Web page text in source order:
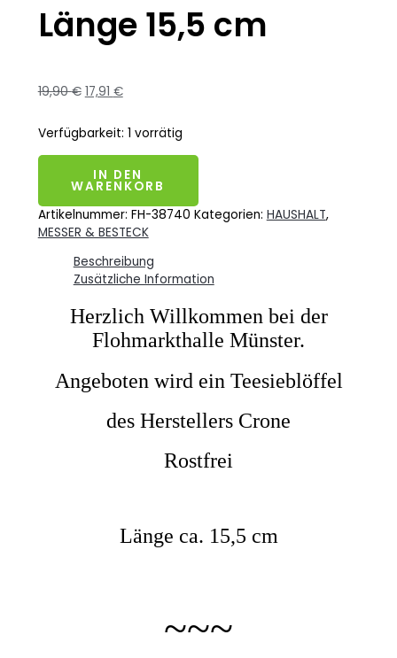
Länge 15,5 cm
19,90€ 17,91 €
Verfügbarkeit: 1 vorrätig
IN DEN
WARENKORB
Artikelnummer: FH-38740 Kategorien: HAUSHALT,
MESSER & BESTECK
Beschreibung
Zusätzliche Information
Herzlich Willkommen bei der
Flohmarkthalle Münster.
Angeboten wird ein Teesieblöffel
des Herstellers Crone
Rostfrei
Länge ca. 15,5 cm
~~~